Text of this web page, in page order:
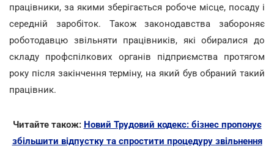
працівники, за якими зберігається робоче місце, посаду і
середній заробіток. Також законодавства забороняє
роботодавцю звільняти працівників, які обиралися до
складу профспілкових органів підприємства протягом
року після закінчення терміну, на який був обраний такий
працівник.
Читайте також: Новий Трудовий кодекс: бізнес пропонує
збільшити відпустку та спростити процедуру звільнення